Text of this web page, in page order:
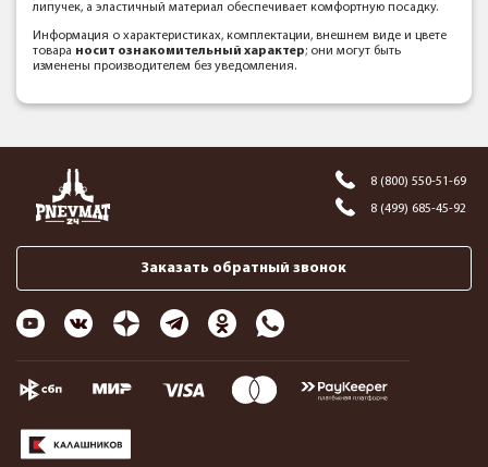
липучек, а эластичный материал обеспечивает комфортную посадку.
Информация о характеристиках, комплектации, внешнем виде и цвете
товара носит ознакомительный характер; они могут быть
изменены производителем без уведомления.
8 (800) 550-51-69
8 (499) 685-45-92
Заказать обратный звонок